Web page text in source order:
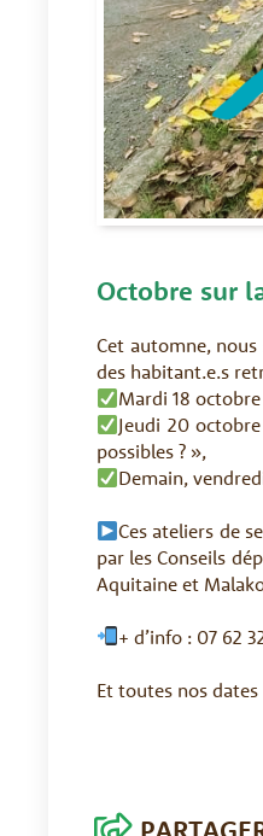
Octobre sur
Cet automne,
des habitant.e.s
Mardi 18
Jeudi 20
possibles ? »,
Demain,
Ces ateliers de
par les Conseils
Aquitaine et
+ d’info : 07 62
Et toutes nos